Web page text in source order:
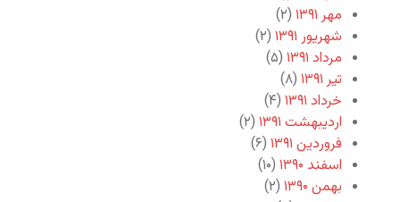
مهر ۱۳۹۱
(۲)
شهریور ۱۳۹۱
(۲)
مرداد ۱۳۹۱
(۵)
تیر ۱۳۹۱
(۸)
خرداد ۱۳۹۱
(۴)
اردیبهشت ۱۳۹۱
(۲)
فروردین ۱۳۹۱
(۶)
اسفند ۱۳۹۰
(۱۰)
بهمن ۱۳۹۰
(۲)